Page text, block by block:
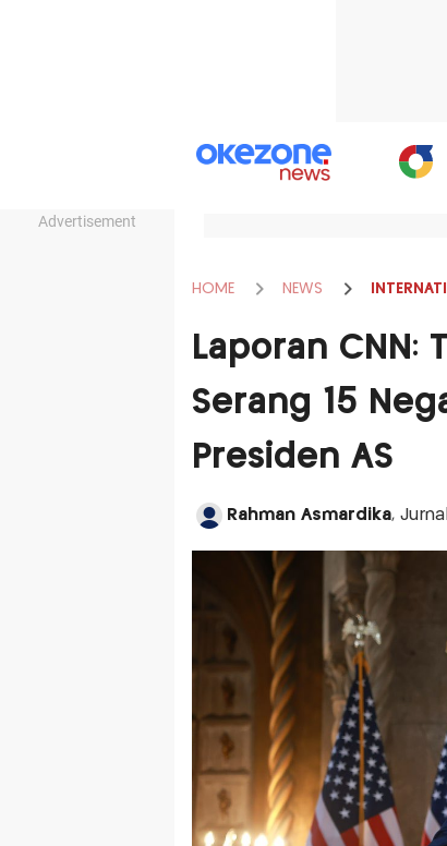
Advertisement
HOME NEWS
Laporan CNN:
Serang 15
Presiden AS
Rahman Asmardika,